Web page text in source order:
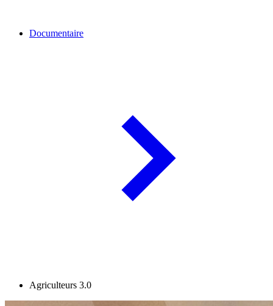
Documentaire
Agriculteurs 3.0